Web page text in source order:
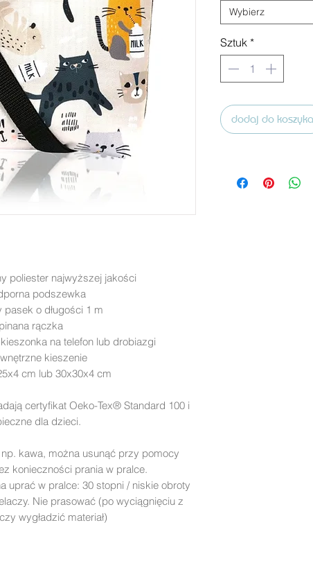
poliester najwyższej jakości
podszewka
pasek o długości 1 m
rączka
na telefon lub drobiazgi
kieszenie
cm lub 30x30x4 cm
certyfikat Oeko-Tex® Standard 100 i
dla dzieci.
kawa, można usunąć przy pomocy
konieczności prania w pralce.
uprać w pralce: 30 stopni / niskie obroty
Nie prasować (po wyciągnięciu z
wygładzić materiał)
Wybierz
Sztuk *
dodaj do koszyka